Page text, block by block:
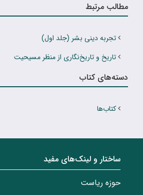
مطالب مرتبط
تجربه دینى بشر (جلد اول)
تاریخ و تاریخ‌نگاری از منظر مسیحیت
دسته‌های کتاب
کتاب‌ها
ساختار‌‌ و‌‌ لینک‌های مفید
حوزه ریاست